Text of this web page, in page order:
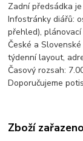
Zadní předsádka je
Infostránky diářů:
přehled),
České a
týdenní layout,
Časový rozsah:
Doporučujeme
Zboží